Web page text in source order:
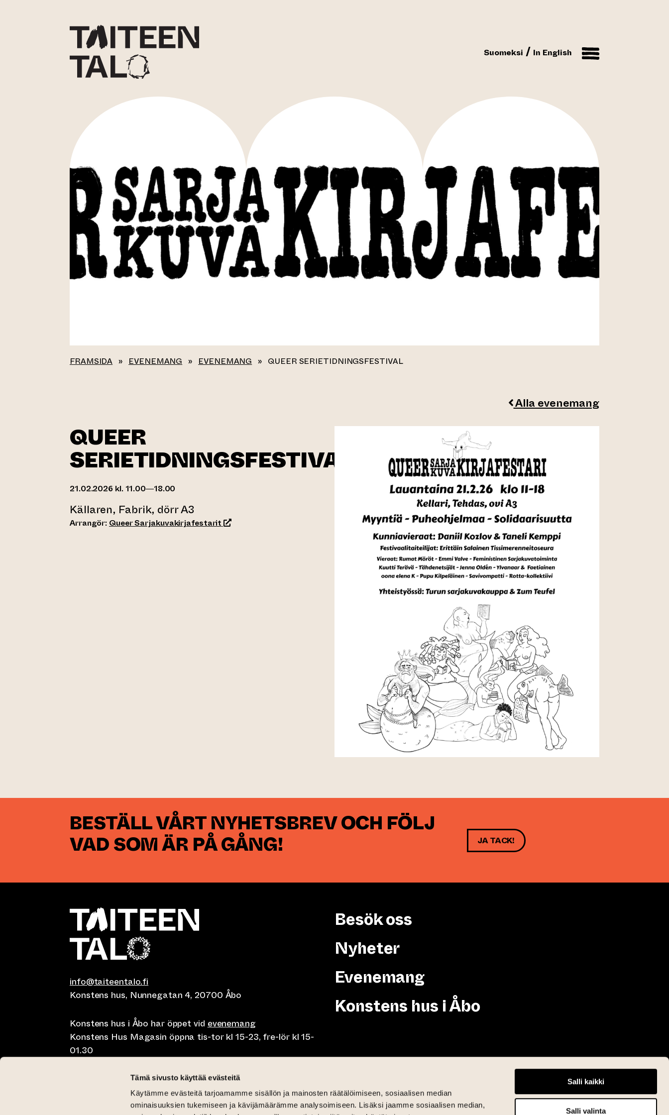
Tämä sivusto käyttää evästeitä
Käytämme evästeitä tarjoamamme sisällön ja mainosten räätälöimiseen, sosiaalisen median
ominaisuuksien tukemiseen ja kävijämäärämme analysoimiseen. Lisäksi jaamme sosiaalisen median,
Salli kaikki
Salli valinta
Suomeksi In English
FRAMSIDA » EVENEMANG » EVENEMANG » QUEER SERIETIDNINGSFESTIVAL
Alla evenemang
QUEER
SERIETIDNINGSFESTIVAL
21.02.2026 kl. 11.00—18.00
Källaren, Fabrik, dörr A3
Arrangör: Queer Sarjakuvakirjafestarit (leder till annan webbtjänst)
BESTÄLL VÅRT NYHETSBREV OCH FÖLJ
VAD SOM ÄR PÅ GÅNG!
JA TACK!
info@taiteentalo.fi
Konstens hus, Nunnegatan 4, 20700 Åbo
Konstens hus i Åbo har öppet vid evenemang
Konstens Hus Magasin öppna tis-tor kl 15-23, fre-lör kl 15-
01.30
Café Elephanten sön-mån 10-20, tis-tor klo 10-23, fre-lör klo
Restaurangen Pegasus Taiteen talo mån-fre lunch 10.30-15,
Besök oss
Nyheter
Evenemang
Konstens hus i Åbo